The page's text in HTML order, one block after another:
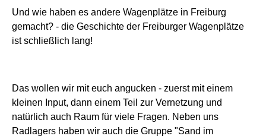
Und wie haben es andere Wagenplätze in Freiburg
gemacht? - die Geschichte der Freiburger Wagenplätze
ist schließlich lang!
Das wollen wir mit euch angucken - zuerst mit einem
kleinen Input, dann einem Teil zur Vernetzung und
natürlich auch Raum für viele Fragen. Neben uns
Radlagers haben wir auch die Gruppe "Sand im